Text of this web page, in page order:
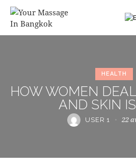
HEALTH
HOW WOMEN
AND SKIN
USER 1 22